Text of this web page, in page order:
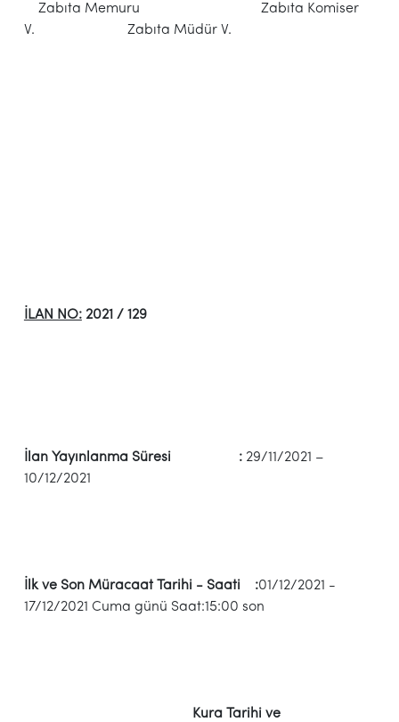
Zabıta Memuru Zabıta Komiser
V. Zabıta Müdür V.
İLAN NO: 2021 / 129
İlan Yayınlanma Süresi : 29/11/2021 –
10/12/2021
İlk ve Son Müracaat Tarihi - Saati :01/12/2021 -
17/12/2021 Cuma günü Saat:15:00 son
Kura Tarihi ve